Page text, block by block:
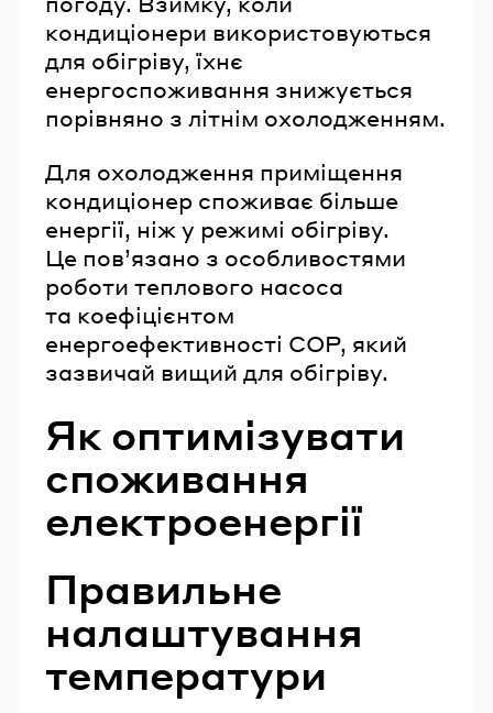
кондиціонери використовуються
для обігріву, їхнє
енергоспоживання знижується
порівняно з літнім охолодженням.
Для охолодження приміщення
кондиціонер споживає більше
енергії, ніж у режимі обігріву.
Це пов’язано з особливостями
роботи теплового насоса
та коефіцієнтом
енергоефективності COP, який
зазвичай вищий для обігріву.
Як оптимізувати
споживання
електроенергії
Правильне
налаштування
температури